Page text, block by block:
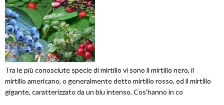
Tra le più conosciute specie di mirtillo vi sono il mirtillo nero, il
mirtillo americano, o generalmente detto mirtillo rosso, ed il mirtillo
gigante, caratterizzato da un blu intenso. Cos'hanno in co